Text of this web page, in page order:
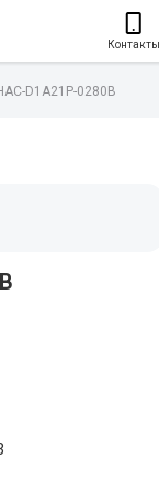
Контакты
D1A21P-0280B